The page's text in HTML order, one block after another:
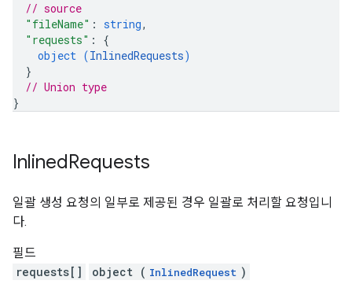
// source
"fileName" : string,
"requests" : {
object (InlinedRequests)
}
// Union type
}
InlinedRequests
일괄 생성 요청의 일부로 제공된 경우 일괄로 처리할 요청입니
다.
필드
requests[]
object ( InlinedRequest )